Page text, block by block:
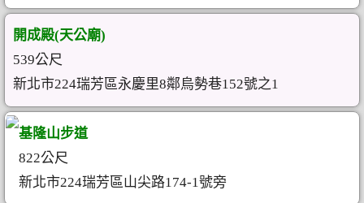
開成殿(天公廟)
539公尺
新北市224瑞芳區永慶里8鄰烏勢巷152號之1
基隆山步道
822公尺
新北市224瑞芳區山尖路174-1號旁